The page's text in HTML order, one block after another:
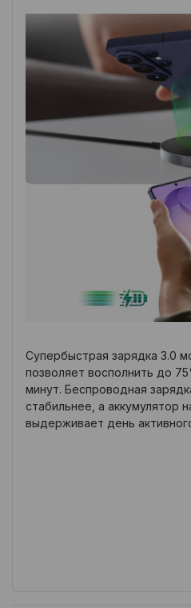
Супербыстрая зарядка 3.0
позволяет восполнить до
минут. Беспроводная
стабильнее, а аккумулятор
выдерживает день